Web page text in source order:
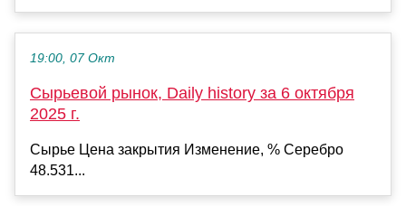
19:00, 07 Окт
Сырьевой рынок, Daily history за 6 октября
2025 г.
Сырье Цена закрытия Изменение, % Серебро
48.531...